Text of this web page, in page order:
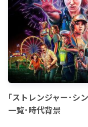
｢ストレンジャー･シ
一覧･時代背景